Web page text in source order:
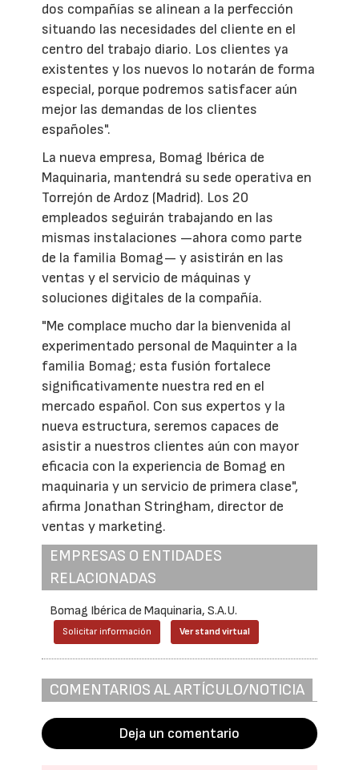
dos compañías se alinean a la perfección
situando las necesidades del cliente en el
centro del trabajo diario. Los clientes ya
existentes y los nuevos lo notarán de forma
especial, porque podremos satisfacer aún
mejor las demandas de los clientes
españoles".
La nueva empresa, Bomag Ibérica de
Maquinaria, mantendrá su sede operativa en
Torrejón de Ardoz (Madrid). Los 20
empleados seguirán trabajando en las
mismas instalaciones —ahora como parte
de la familia Bomag— y asistirán en las
ventas y el servicio de máquinas y
soluciones digitales de la compañía.
"Me complace mucho dar la bienvenida al
experimentado personal de Maquinter a la
familia Bomag; esta fusión fortalece
significativamente nuestra red en el
mercado español. Con sus expertos y la
nueva estructura, seremos capaces de
asistir a nuestros clientes aún con mayor
eficacia con la experiencia de Bomag en
maquinaria y un servicio de primera clase",
afirma Jonathan Stringham, director de
ventas y marketing.
EMPRESAS O ENTIDADES
RELACIONADAS
Bomag Ibérica de Maquinaria, S.A.U.
Solicitar información Ver stand virtual
COMENTARIOS AL ARTÍCULO/NOTICIA
Deja un comentario